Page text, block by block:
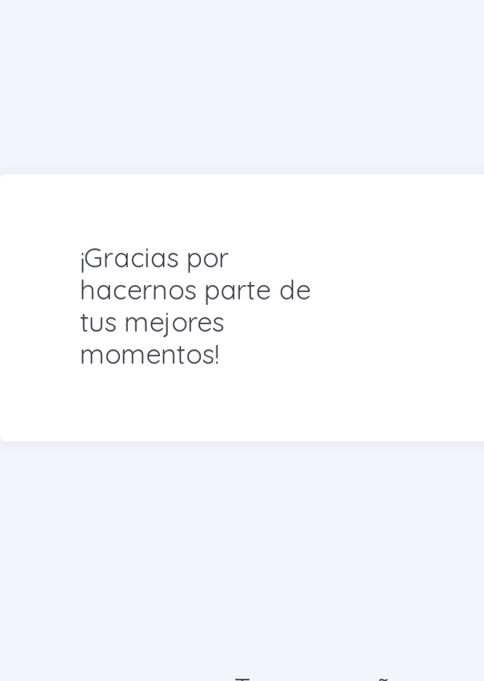
¡Gracias por
hacernos parte de
tus mejores
momentos!